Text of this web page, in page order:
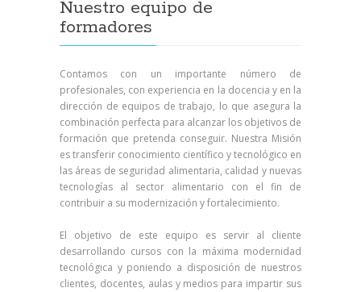
Nuestro equipo de
formadores
Contamos con un importante número de
profesionales, con experiencia en la docencia y en la
dirección de equipos de trabajo, lo que asegura la
combinación perfecta para alcanzar los objetivos de
formación que pretenda conseguir. Nuestra Misión
es transferir conocimiento científico y tecnológico en
las áreas de seguridad alimentaria, calidad y nuevas
tecnologías al sector alimentario con el fin de
contribuir a su modernización y fortalecimiento.
El objetivo de este equipo es servir al cliente
desarrollando cursos con la máxima modernidad
tecnológica y poniendo a disposición de nuestros
clientes, docentes, aulas y medios para impartir sus